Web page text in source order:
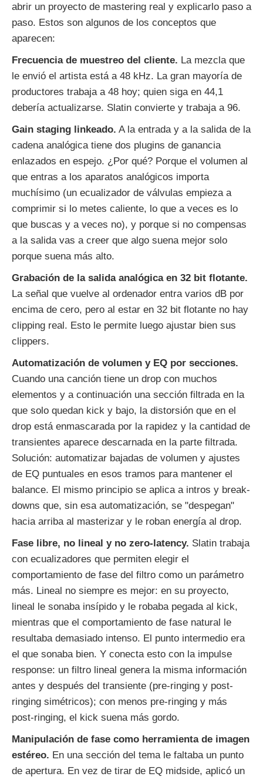
abrir un proyecto de mastering real y explicarlo paso a
paso. Estos son algunos de los conceptos que
aparecen:
Frecuencia de muestreo del cliente. La mezcla que
le envió el artista está a 48 kHz. La gran mayoría de
productores trabaja a 48 hoy; quien siga en 44,1
debería actualizarse. Slatin convierte y trabaja a 96.
Gain staging linkeado. A la entrada y a la salida de la
cadena analógica tiene dos plugins de ganancia
enlazados en espejo. ¿Por qué? Porque el volumen al
que entras a los aparatos analógicos importa
muchísimo (un ecualizador de válvulas empieza a
comprimir si lo metes caliente, lo que a veces es lo
que buscas y a veces no), y porque si no compensas
a la salida vas a creer que algo suena mejor solo
porque suena más alto.
Grabación de la salida analógica en 32 bit flotante.
La señal que vuelve al ordenador entra varios dB por
encima de cero, pero al estar en 32 bit flotante no hay
clipping real. Esto le permite luego ajustar bien sus
clippers.
Automatización de volumen y EQ por secciones.
Cuando una canción tiene un drop con muchos
elementos y a continuación una sección filtrada en la
que solo quedan kick y bajo, la distorsión que en el
drop está enmascarada por la rapidez y la cantidad de
transientes aparece descarnada en la parte filtrada.
Solución: automatizar bajadas de volumen y ajustes
de EQ puntuales en esos tramos para mantener el
balance. El mismo principio se aplica a intros y break-
downs que, sin esa automatización, se "despegan"
hacia arriba al masterizar y le roban energía al drop.
Fase libre, no lineal y no zero-latency. Slatin trabaja
con ecualizadores que permiten elegir el
comportamiento de fase del filtro como un parámetro
más. Lineal no siempre es mejor: en su proyecto,
lineal le sonaba insípido y le robaba pegada al kick,
mientras que el comportamiento de fase natural le
resultaba demasiado intenso. El punto intermedio era
el que sonaba bien. Y conecta esto con la impulse
response: un filtro lineal genera la misma información
antes y después del transiente (pre-ringing y post-
ringing simétricos); con menos pre-ringing y más
post-ringing, el kick suena más gordo.
Manipulación de fase como herramienta de imagen
estéreo. En una sección del tema le faltaba un punto
de apertura. En vez de tirar de EQ midside, aplicó un